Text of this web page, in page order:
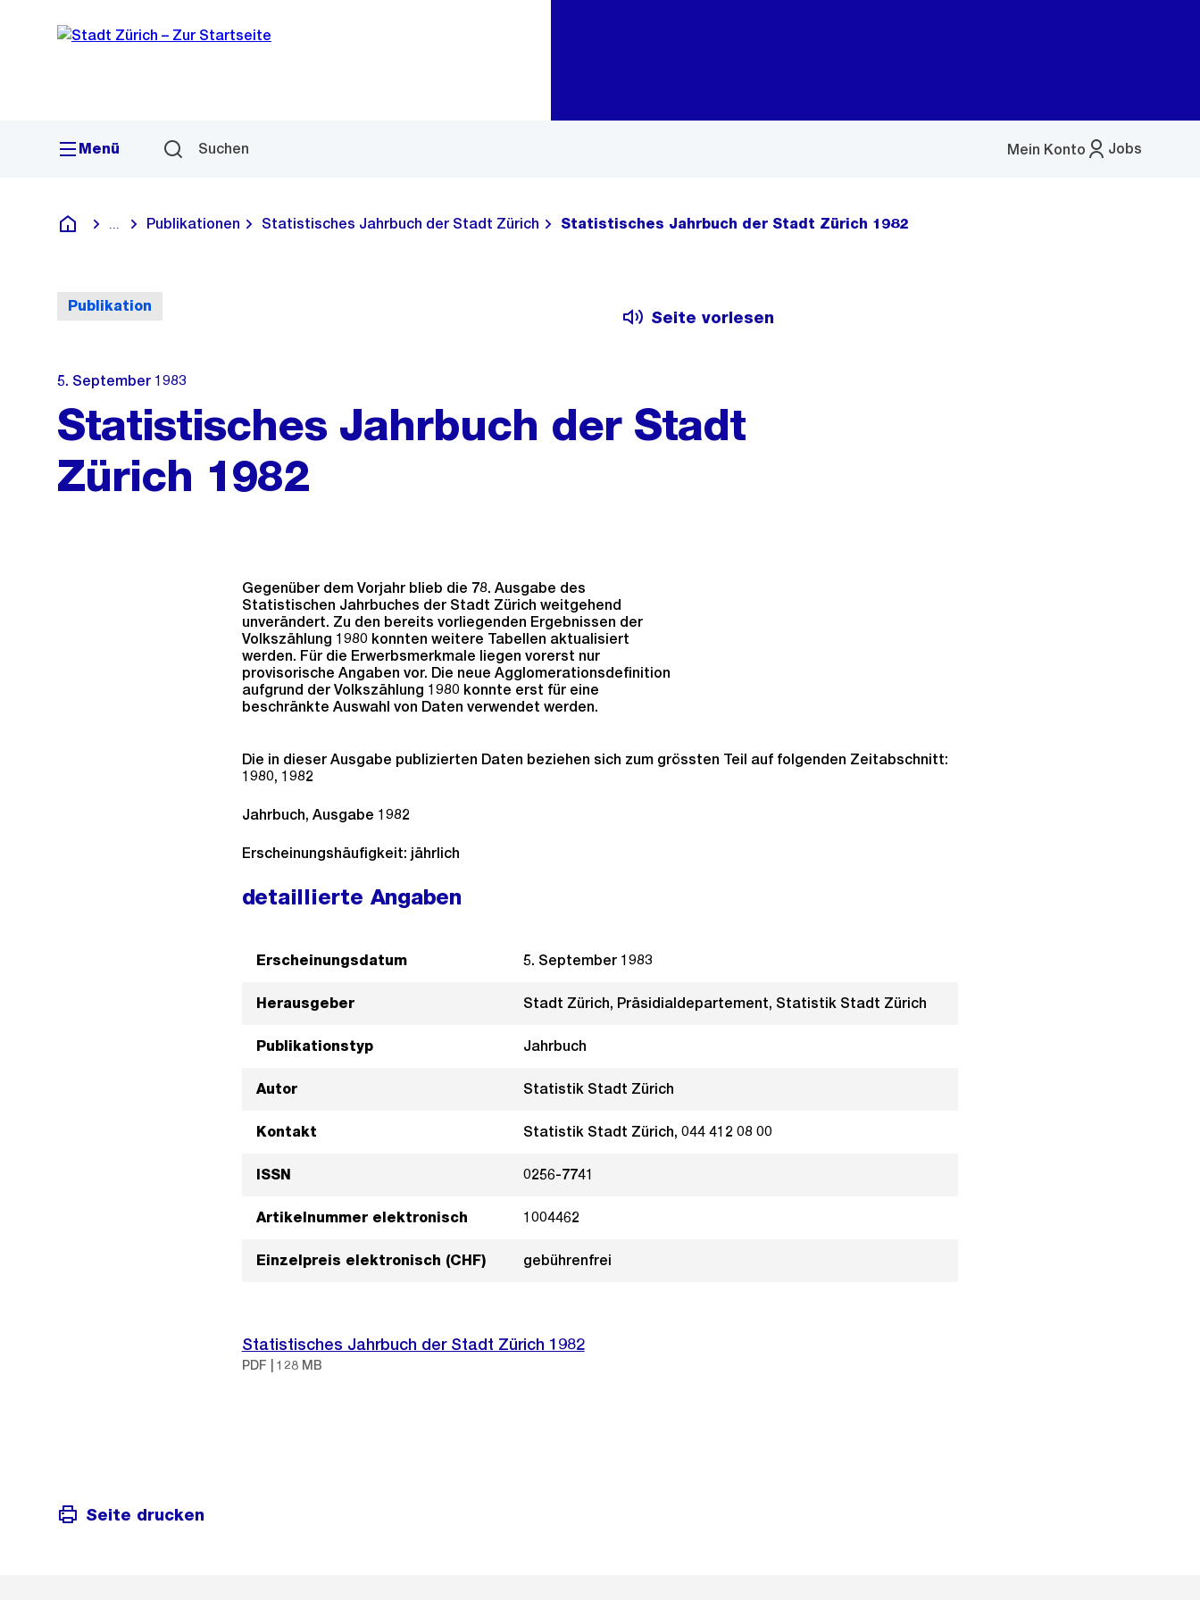
Navigation
Sprunglink
Menü Suchen Jobs
Mein Konto
Menü
Deutsch
Blende alle Breadcrumbs ein
Publikationen Statistisches Jahrbuch der Stadt Zürich Statistisches Jahrbuch der Stadt Zürich 1982
Publikation
Seite vorlesen
5. September 1983
Statistisches Jahrbuch der Stadt
Zürich 1982
Gegenüber dem Vorjahr blieb die 78. Ausgabe des
Statistischen Jahrbuches der Stadt Zürich weitgehend
unverändert. Zu den bereits vorliegenden Ergebnissen der
Volkszählung 1980 konnten weitere Tabellen aktualisiert
werden. Für die Erwerbsmerkmale liegen vorerst nur
provisorische Angaben vor. Die neue Agglomerationsdefinition
aufgrund der Volkszählung 1980 konnte erst für eine
beschränkte Auswahl von Daten verwendet werden.
Die in dieser Ausgabe publizierten Daten beziehen sich zum grössten Teil auf folgenden Zeitabschnitt:
1980, 1982
Jahrbuch, Ausgabe 1982
Erscheinungshäufigkeit: jährlich
detaillierte Angaben
Erscheinungsdatum 5. September 1983
Herausgeber Stadt Zürich, Präsidialdepartement, Statistik Stadt Zürich
Publikationstyp Jahrbuch
Autor Statistik Stadt Zürich
Kontakt Statistik Stadt Zürich, 044 412 08 00
ISSN 0256-7741
Artikelnummer elektronisch 1004462
Einzelpreis elektronisch (CHF) gebührenfrei
Statistisches Jahrbuch der Stadt Zürich 1982
PDF | 128 MB
Seite drucken